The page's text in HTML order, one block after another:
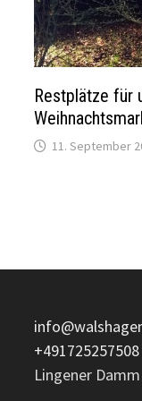
Restplätze für
11. September
+491725257508
Lingener